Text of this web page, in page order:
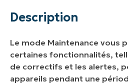
Description
Le mode Maintenance vous
certaines fonctionnalités,
de correctifs et les alertes,
appareils pendant une